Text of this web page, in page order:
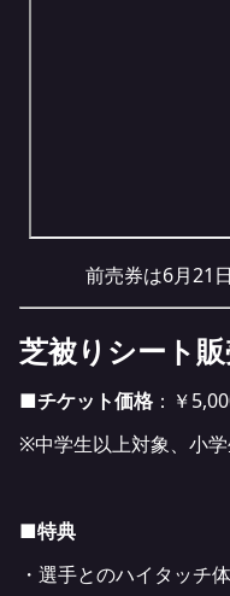
前売券は6月21
芝被りシート
■チケット価格 ：￥
※中学生以上対象、小
■特典
・選手とのハイタッチ